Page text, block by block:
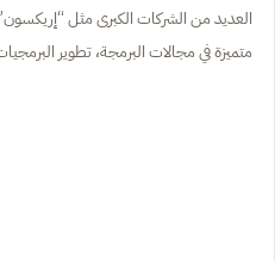
متميزة في مجالات البرمجة، تطوير